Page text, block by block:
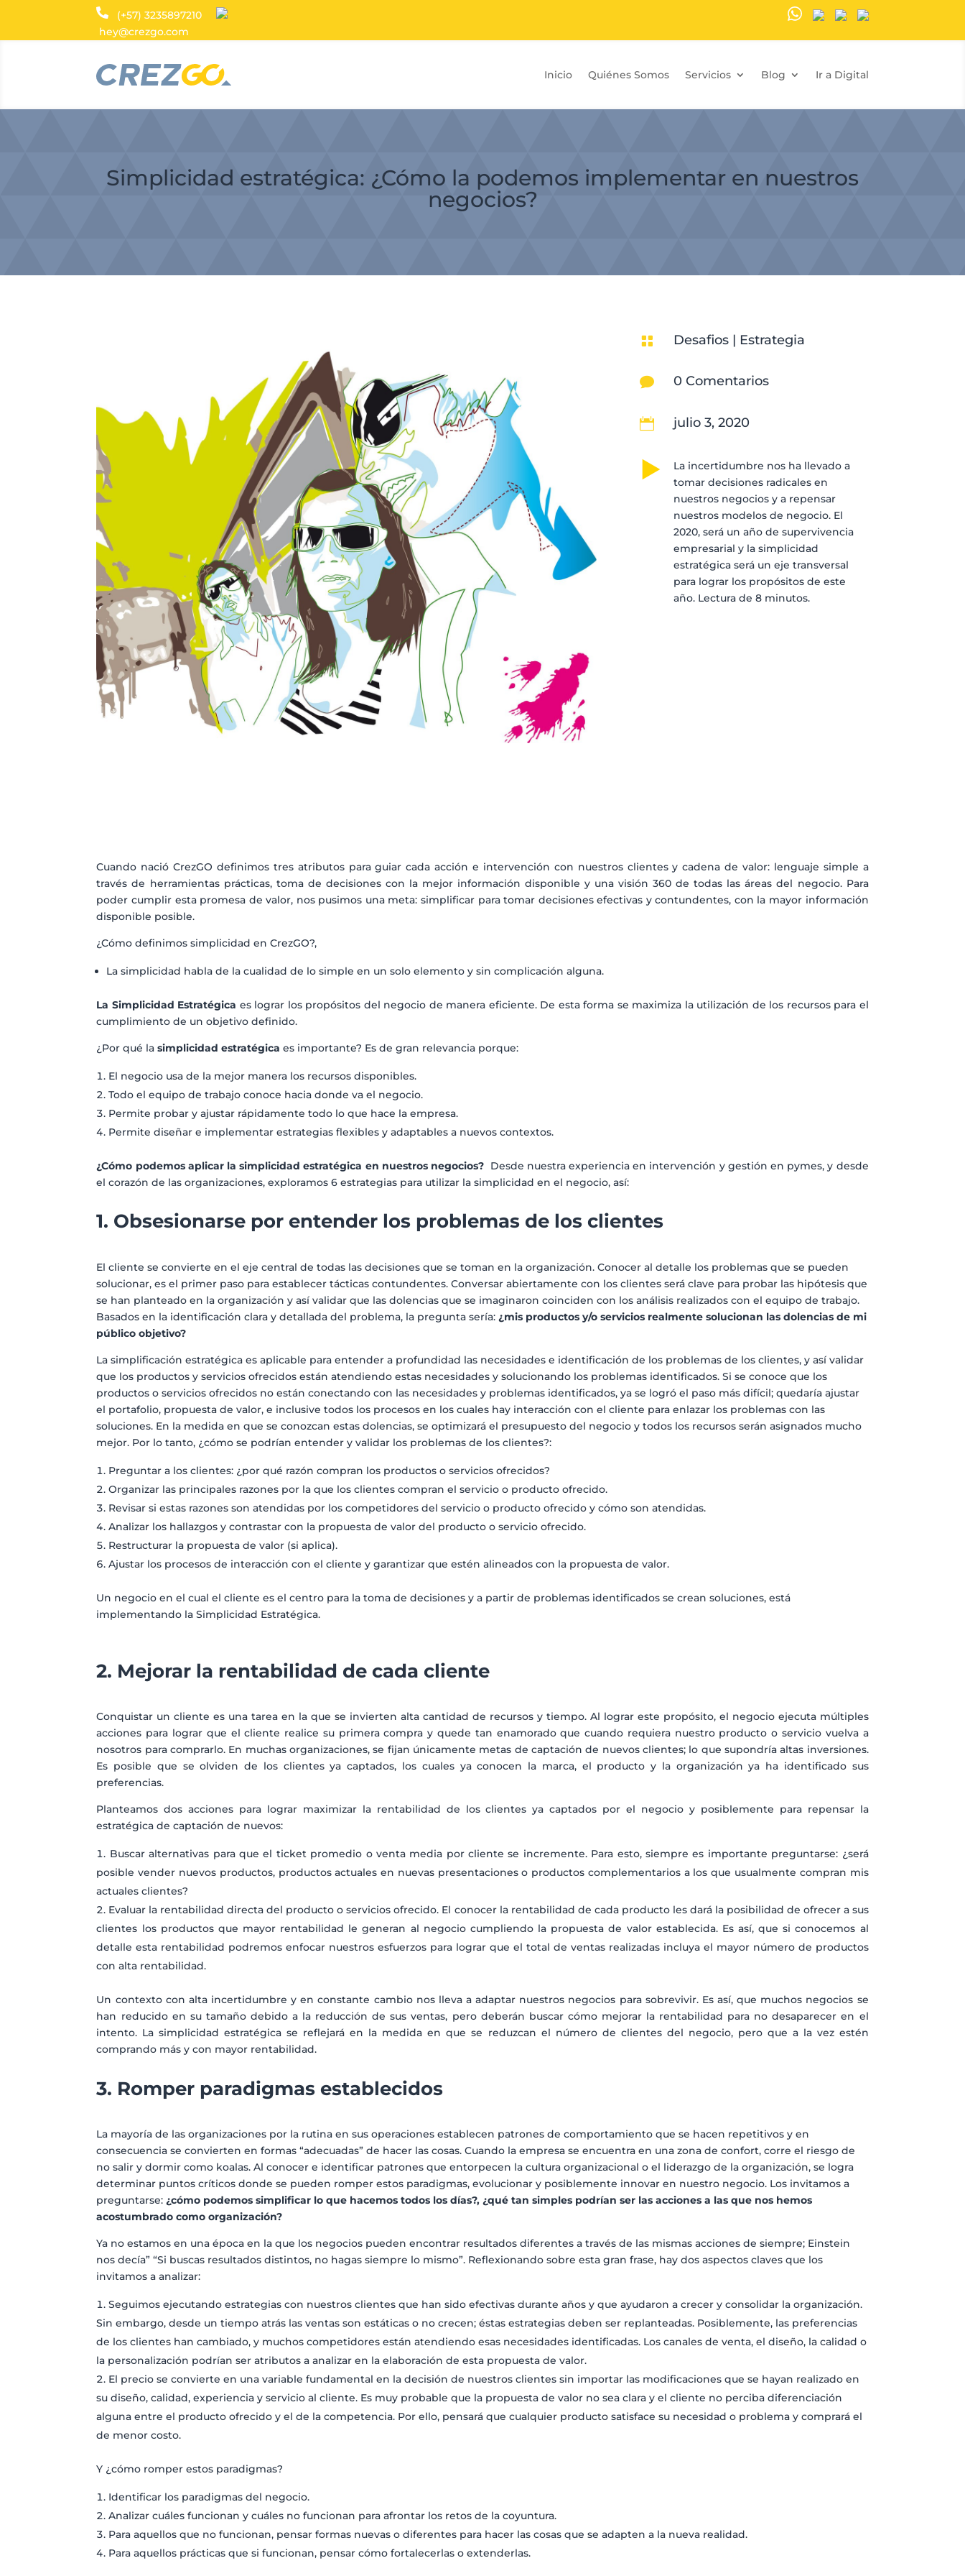
(+57) 3235897210
hey@crezgo.com
Inicio Quiénes Somos Servicios Blog Ir a Digital
Simplicidad estratégica: ¿Cómo la podemos implementar en nuestros
negocios?
 Desafios | Estrategia
 0 Comentarios
 julio 3, 2020
La incertidumbre nos ha llevado a
tomar decisiones radicales en
nuestros negocios y a repensar
nuestros modelos de negocio. El
2020, será un año de supervivencia
empresarial y la simplicidad
estratégica será un eje transversal
para lograr los propósitos de este
año. Lectura de 8 minutos.
Cuando nació CrezGO definimos tres atributos para guiar cada acción e intervención con nuestros clientes y cadena de valor: lenguaje simple a
través de herramientas prácticas, toma de decisiones con la mejor información disponible y una visión 360 de todas las áreas del negocio. Para
poder cumplir esta promesa de valor, nos pusimos una meta: simplificar para tomar decisiones efectivas y contundentes, con la mayor información
disponible posible.
¿Cómo definimos simplicidad en CrezGO?,
La simplicidad habla de la cualidad de lo simple en un solo elemento y sin complicación alguna.
La Simplicidad Estratégica es lograr los propósitos del negocio de manera eficiente. De esta forma se maximiza la utilización de los recursos para el
cumplimiento de un objetivo definido.
¿Por qué lasimplicidad estratégica es importante? Es de gran relevancia porque:
El negocio usa de la mejor manera los recursos disponibles.
Todo el equipo de trabajo conoce hacia donde va el negocio.
Permite probar y ajustar rápidamente todo lo que hace la empresa.
Permite diseñar e implementar estrategias flexibles y adaptables a nuevos contextos.
¿Cómo podemos aplicar la simplicidad estratégica en nuestros negocios? Desde nuestra experiencia en intervención y gestión en pymes, y desde
el corazón de las organizaciones, exploramos 6 estrategias para utilizar la simplicidad en el negocio, así:
1. Obsesionarse por entender los problemas de los clientes
El cliente se convierte en el eje central de todas las decisiones que se toman en la organización. Conocer al detalle los problemas que se pueden
solucionar, es el primer paso para establecer tácticas contundentes. Conversar abiertamente con los clientes será clave para probar las hipótesis que
se han planteado en la organización y así validar que las dolencias que se imaginaron coinciden con los análisis realizados con el equipo de trabajo.
Basados en la identificación clara y detallada del problema, la pregunta sería:¿mis productos y/o servicios realmente solucionan las dolencias de mi
público objetivo?
La simplificación estratégica es aplicable para entender a profundidad las necesidades e identificación de los problemas de los clientes, y así validar
que los productos y servicios ofrecidos están atendiendo estas necesidades y solucionando los problemas identificados. Si se conoce que los
productos o servicios ofrecidos no están conectando con las necesidades y problemas identificados, ya se logró el paso más difícil; quedaría ajustar
el portafolio, propuesta de valor, e inclusive todos los procesos en los cuales hay interacción con el cliente para enlazar los problemas con las
soluciones. En la medida en que se conozcan estas dolencias, se optimizará el presupuesto del negocio y todos los recursos serán asignados mucho
mejor. Por lo tanto, ¿cómo se podrían entender y validar los problemas de los clientes?:
Preguntar a los clientes: ¿por qué razón compran los productos o servicios ofrecidos?
Organizar las principales razones por la que los clientes compran el servicio o producto ofrecido.
Revisar si estas razones son atendidas por los competidores del servicio o producto ofrecido y cómo son atendidas.
Analizar los hallazgos y contrastar con la propuesta de valor del producto o servicio ofrecido.
Restructurar la propuesta de valor (si aplica).
Ajustar los procesos de interacción con el cliente y garantizar que estén alineados con la propuesta de valor.
Un negocio en el cual el cliente es el centro para la toma de decisiones y a partir de problemas identificados se crean soluciones, está
implementando la Simplicidad Estratégica.
2. Mejorar la rentabilidad de cada cliente
Conquistar un cliente es una tarea en la que se invierten alta cantidad de recursos y tiempo. Al lograr este propósito, el negocio ejecuta múltiples
acciones para lograr que el cliente realice su primera compra y quede tan enamorado que cuando requiera nuestro producto o servicio vuelva a
nosotros para comprarlo. En muchas organizaciones, se fijan únicamente metas de captación de nuevos clientes; lo que supondría altas inversiones.
Es posible que se olviden de los clientes ya captados, los cuales ya conocen la marca, el producto y la organización ya ha identificado sus
preferencias.
Planteamos dos acciones para lograr maximizar la rentabilidad de los clientes ya captados por el negocio y posiblemente para repensar la
estratégica de captación de nuevos:
Buscar alternativas para que el ticket promedio o venta media por cliente se incremente. Para esto, siempre es importante preguntarse: ¿será
posible vender nuevos productos, productos actuales en nuevas presentaciones o productos complementarios a los que usualmente compran mis
actuales clientes?
Evaluar la rentabilidad directa del producto o servicios ofrecido. El conocer la rentabilidad de cada producto les dará la posibilidad de ofrecer a sus
clientes los productos que mayor rentabilidad le generan al negocio cumpliendo la propuesta de valor establecida. Es así, que si conocemos al
detalle esta rentabilidad podremos enfocar nuestros esfuerzos para lograr que el total de ventas realizadas incluya el mayor número de productos
con alta rentabilidad.
Un contexto con alta incertidumbre y en constante cambio nos lleva a adaptar nuestros negocios para sobrevivir. Es así, que muchos negocios se
han reducido en su tamaño debido a la reducción de sus ventas, pero deberán buscar cómo mejorar la rentabilidad para no desaparecer en el
intento. La simplicidad estratégica se reflejará en la medida en que se reduzcan el número de clientes del negocio, pero que a la vez estén
comprando más y con mayor rentabilidad.
3. Romper paradigmas establecidos
La mayoría de las organizaciones por la rutina en sus operaciones establecen patrones de comportamiento que se hacen repetitivos y en
consecuencia se convierten en formas “adecuadas” de hacer las cosas. Cuando la empresa se encuentra en una zona de confort, corre el riesgo de
no salir y dormir como koalas. Al conocer e identificar patrones que entorpecen la cultura organizacional o el liderazgo de la organización, se logra
determinar puntos críticos donde se pueden romper estos paradigmas, evolucionar y posiblemente innovar en nuestro negocio. Los invitamos a
preguntarse:¿cómo podemos simplificar lo que hacemos todos los días?, ¿qué tan simples podrían ser las acciones a las que nos hemos
acostumbrado como organización?
Ya no estamos en una época en la que los negocios pueden encontrar resultados diferentes a través de las mismas acciones de siempre; Einstein
nos decía” “Si buscas resultados distintos, no hagas siempre lo mismo”. Reflexionando sobre esta gran frase, hay dos aspectos claves que los
invitamos a analizar:
Seguimos ejecutando estrategias con nuestros clientes que han sido efectivas durante años y que ayudaron a crecer y consolidar la organización.
Sin embargo, desde un tiempo atrás las ventas son estáticas o no crecen; éstas estrategias deben ser replanteadas. Posiblemente, las preferencias
de los clientes han cambiado, y muchos competidores están atendiendo esas necesidades identificadas. Los canales de venta, el diseño, la calidad o
la personalización podrían ser atributos a analizar en la elaboración de esta propuesta de valor.
El precio se convierte en una variable fundamental en la decisión de nuestros clientes sin importar las modificaciones que se hayan realizado en
su diseño, calidad, experiencia y servicio al cliente. Es muy probable que la propuesta de valor no sea clara y el cliente no perciba diferenciación
alguna entre el producto ofrecido y el de la competencia. Por ello, pensará que cualquier producto satisface su necesidad o problema y comprará el
de menor costo.
Y ¿cómo romper estos paradigmas?
Identificar los paradigmas del negocio.
Analizar cuáles funcionan y cuáles no funcionan para afrontar los retos de la coyuntura.
Para aquellos que no funcionan, pensar formas nuevas o diferentes para hacer las cosas que se adapten a la nueva realidad.
Para aquellos prácticas que si funcionan, pensar cómo fortalecerlas o extenderlas.